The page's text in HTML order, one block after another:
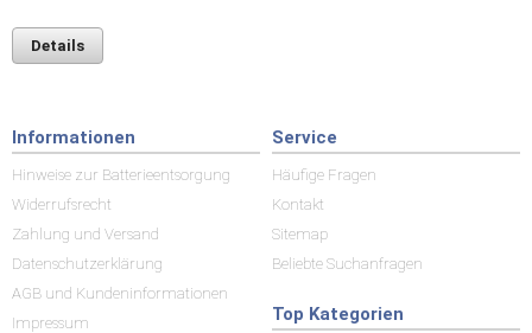
Details
Informationen
Hinweise zur Batterieentsorgung
Widerrufsrecht
Zahlung und Versand
Datenschutzerklärung
AGB und Kundeninformationen
Impressum
Service
Häufige Fragen
Kontakt
Sitemap
Beliebte Suchanfragen
Top Kategorien